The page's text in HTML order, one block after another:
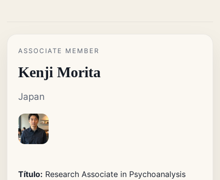
ASSOCIATE MEMBER
Kenji Morita
Japan
Título: Research Associate in Psychoanalysis